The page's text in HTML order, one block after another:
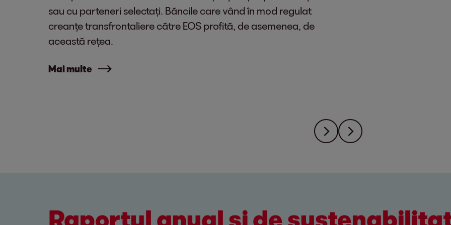
sau cu parteneri selectați. Băncile care vând în mod regulat
creanțe transfrontaliere către EOS profită, de asemenea, de
această rețea.
Mai multe
Raportul anual și de